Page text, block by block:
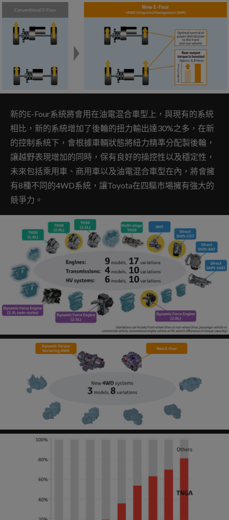
新的E-Four系統將會用在油電混合車型上，與現有的系統
相比，新的系統增加了後輪的扭力輸出達30%之多，在新
的控制系統下，會根據車輛狀態將紐力精準分配製後輪，
讓越野表現增加的同時，保有良好的操控性以及穩定性，
未來包括乘用車、商用車以及油電混合車型在內，將會擁
有8種不同的4WD系統，讓Toyota在四驅市場擁有強大的
競爭力。